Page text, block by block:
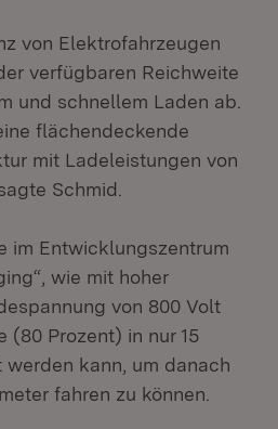
von Elektrofahrzeugen
verfügbaren Reichweite
und schnellem Laden ab.
flächendeckende
mit Ladeleistungen von
Schmid.
im Entwicklungszentrum
wie mit hoher
von 800 Volt
(80 Prozent) in nur 15
kann, um danach
fahren zu können.